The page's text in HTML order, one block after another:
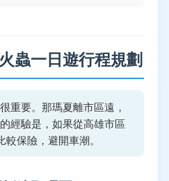
蟲一日遊行程規劃
重要。那瑪夏離市區遠，
經驗是，如果從高雄市區
保險，避開車潮。